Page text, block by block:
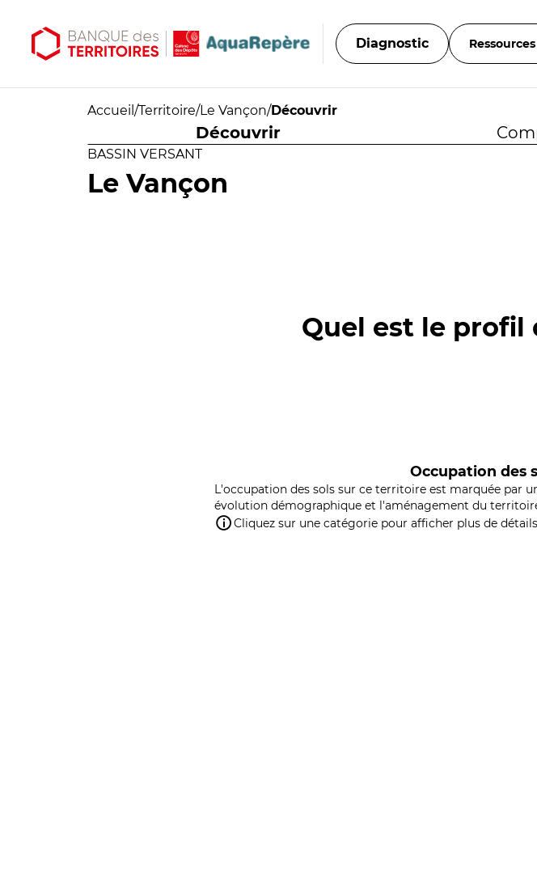
Diagnostic Ressources
Accueil /Territoire/Le Vançon/Découvrir
Découvrir
BASSIN VERSANT
Le Vançon
Quel est le profil
Occupation des
L'occupation des sols sur ce territoire est marquée par
évolution démographique et l'aménagement du
Cliquez sur une catégorie pour afficher plus de détails